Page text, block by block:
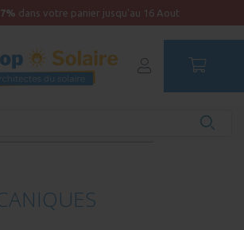
dans votre panier jusqu'au 16 Aout